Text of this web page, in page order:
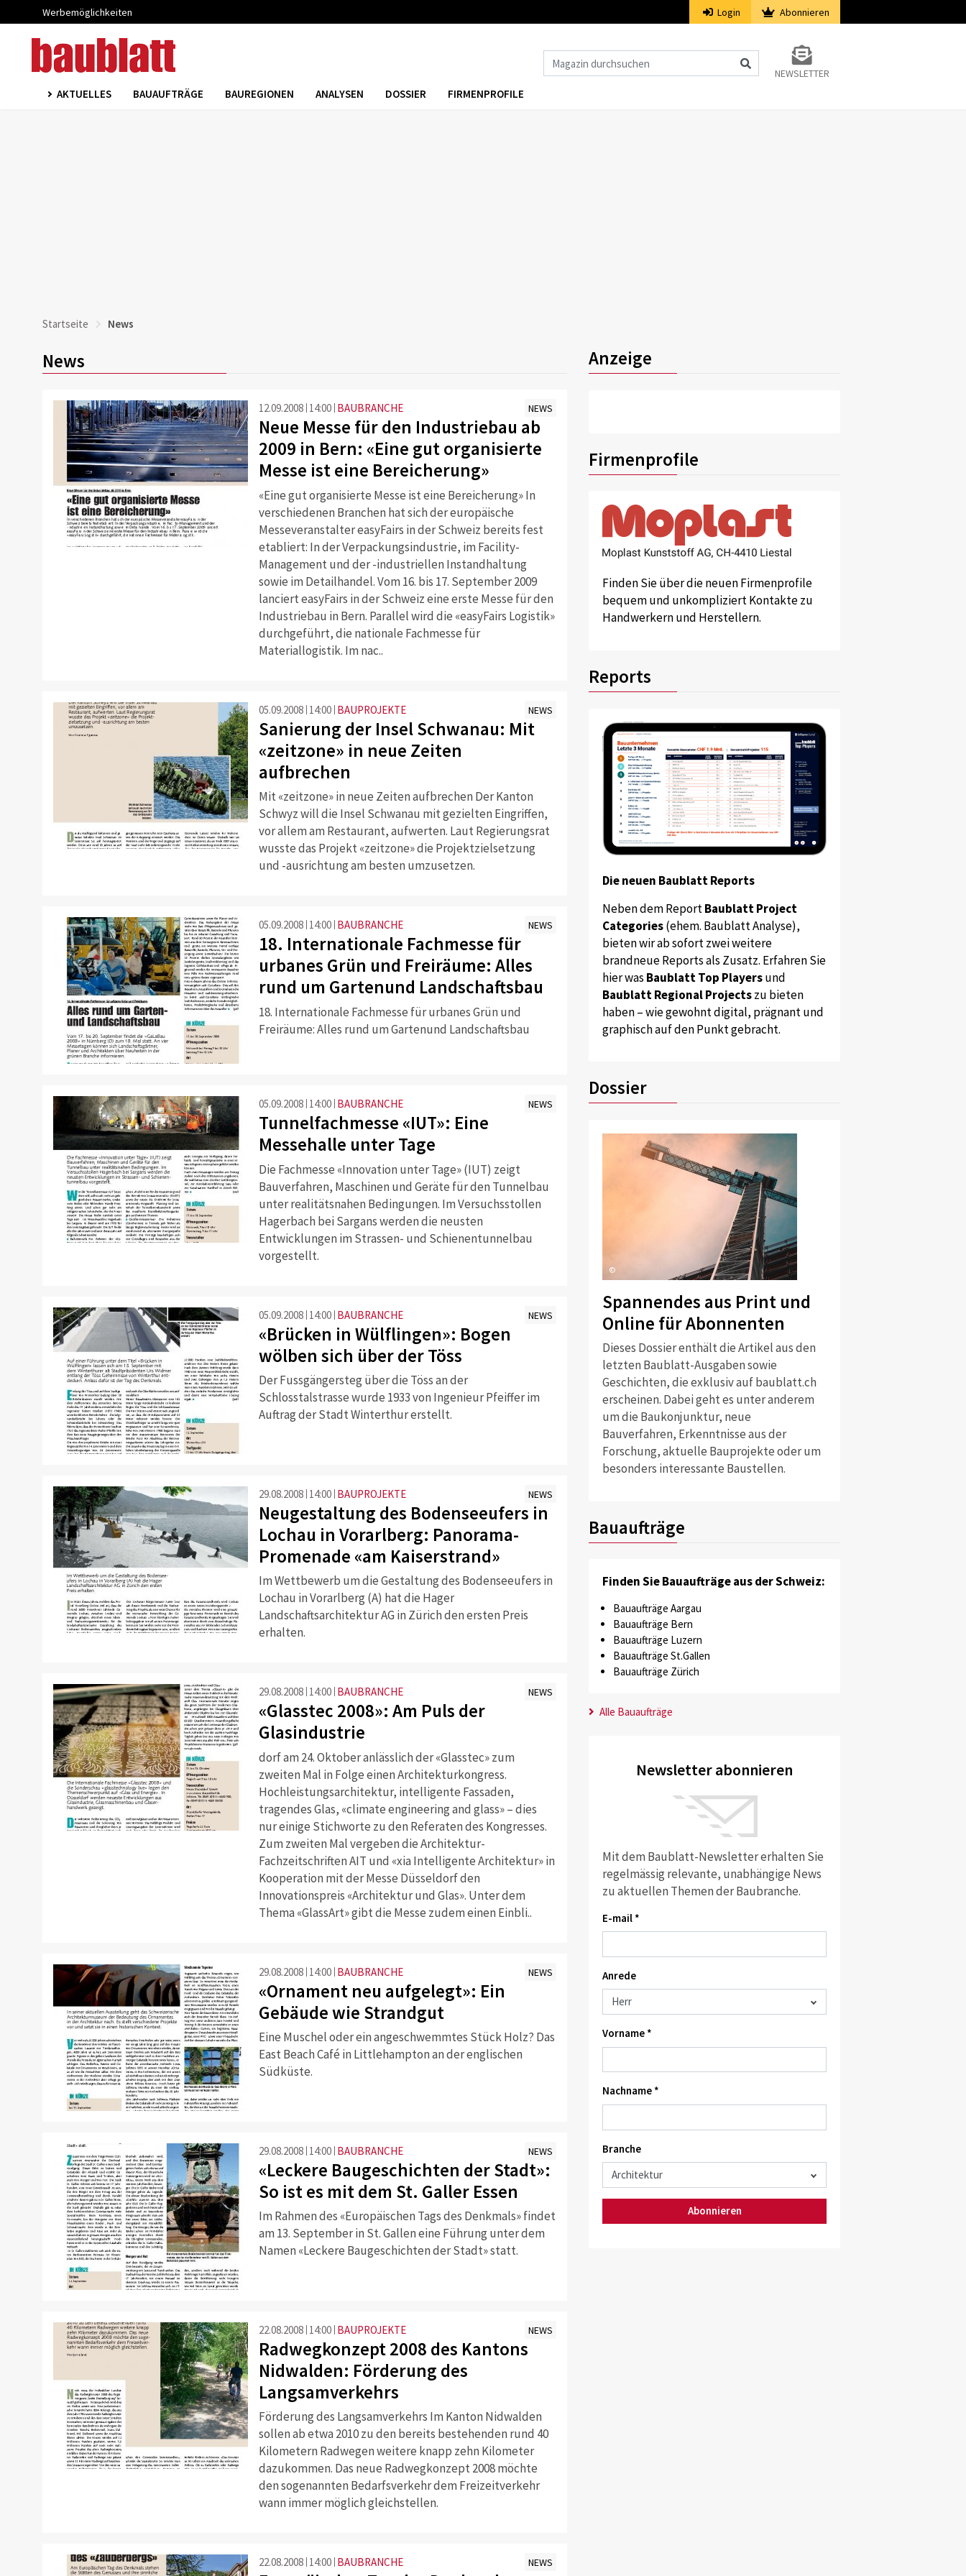
Werbemöglichkeiten Login Abonnieren
NEWSLETTER
AKTUELLES BAUAUFTRÄGE BAUREGIONEN ANALYSEN DOSSIER FIRMENPROFILE
Startseite News
News
12.09.2008 14:00 BAUBRANCHE NEWS
Neue Messe für den Industriebau ab
2009 in Bern: «Eine gut organisierte
Messe ist eine Bereicherung»
«Eine gut organisierte Messe ist eine Bereicherung» In
verschiedenen Branchen hat sich der europäische
Messeveranstalter easyFairs in der Schweiz bereits fest
etabliert: In der Verpackungsindustrie, im Facility-
Management und der -industriellen Instandhaltung
sowie im Detailhandel. Vom 16. bis 17. September 2009
lanciert easyFairs in der Schweiz eine erste Messe für den
Industriebau in Bern. Parallel wird die «easyFairs Logistik»
durchgeführt, die nationale Fachmesse für
Materiallogistik. Im nac..
05.09.2008 14:00 BAUPROJEKTE NEWS
Sanierung der Insel Schwanau: Mit
«zeitzone» in neue Zeiten
aufbrechen
Mit «zeitzone» in neue Zeiten aufbrechen Der Kanton
Schwyz will die Insel Schwanau mit gezielten Eingriffen,
vor allem am Restaurant, aufwerten. Laut Regierungsrat
wusste das Projekt «zeitzone» die Projektzielsetzung
und -ausrichtung am besten umzusetzen.
05.09.2008 14:00 BAUBRANCHE NEWS
18. Internationale Fachmesse für
urbanes Grün und Freiräume: Alles
rund um Gartenund Landschaftsbau
18. Internationale Fachmesse für urbanes Grün und
Freiräume: Alles rund um Gartenund Landschaftsbau
05.09.2008 14:00 BAUBRANCHE NEWS
Tunnelfachmesse «IUT»: Eine
Messehalle unter Tage
Die Fachmesse «Innovation unter Tage» (IUT) zeigt
Bauverfahren, Maschinen und Geräte für den Tunnelbau
unter realitätsnahen Bedingungen. Im Versuchsstollen
Hagerbach bei Sargans werden die neusten
Entwicklungen im Strassen- und Schienentunnelbau
vorgestellt.
05.09.2008 14:00 BAUBRANCHE NEWS
«Brücken in Wülflingen»: Bogen
wölben sich über der Töss
Der Fussgängersteg über die Töss an der
Schlosstalstrasse wurde 1933 von Ingenieur Pfeiffer im
Auftrag der Stadt Winterthur erstellt.
29.08.2008 14:00 BAUPROJEKTE NEWS
Neugestaltung des Bodenseeufers in
Lochau in Vorarlberg: Panorama-
Promenade «am Kaiserstrand»
Im Wettbewerb um die Gestaltung des Bodenseeufers in
Lochau in Vorarlberg (A) hat die Hager
Landschaftsarchitektur AG in Zürich den ersten Preis
erhalten.
29.08.2008 14:00 BAUBRANCHE NEWS
«Glasstec 2008»: Am Puls der
Glasindustrie
dorf am 24. Oktober anlässlich der «Glasstec» zum
zweiten Mal in Folge einen Architekturkongress.
Hochleistungsarchitektur, intelligente Fassaden,
tragendes Glas, «climate engineering and glass» – dies
nur einige Stichworte zu den Referaten des Kongresses.
Zum zweiten Mal vergeben die Architektur-
Fachzeitschriften AIT und «xia Intelligente Architektur» in
Kooperation mit der Messe Düsseldorf den
Innovationspreis «Architektur und Glas». Unter dem
Thema «GlassArt» gibt die Messe zudem einen Einbli..
29.08.2008 14:00 BAUBRANCHE NEWS
«Ornament neu aufgelegt»: Ein
Gebäude wie Strandgut
Eine Muschel oder ein angeschwemmtes Stück Holz? Das
East Beach Café in Littlehampton an der englischen
Südküste.
29.08.2008 14:00 BAUBRANCHE NEWS
«Leckere Baugeschichten der Stadt»:
So ist es mit dem St. Galler Essen
Im Rahmen des «Europäischen Tags des Denkmals» findet
am 13. September in St. Gallen eine Führung unter dem
Namen «Leckere Baugeschichten der Stadt» statt.
22.08.2008 14:00 BAUPROJEKTE NEWS
Radwegkonzept 2008 des Kantons
Nidwalden: Förderung des
Langsamverkehrs
Förderung des Langsamverkehrs Im Kanton Nidwalden
sollen ab etwa 2010 zu den bereits bestehenden rund 40
Kilometern Radwegen weitere knapp zehn Kilometer
dazukommen. Das neue Radwegkonzept 2008 möchte
den sogenannten Bedarfsverkehr dem Freizeitverkehr
wann immer möglich gleichstellen.
22.08.2008 14:00 BAUBRANCHE NEWS
Anzeige
Firmenprofile
Finden Sie über die neuen Firmenprofile
bequem und unkompliziert Kontakte zu
Handwerkern und Herstellern.
Reports
Die neuen Baublatt Reports
Neben dem ReportBaublatt Project
Categories(ehem. Baublatt Analyse),
bieten wir ab sofort zwei weitere
brandneue Reports als Zusatz. Erfahren Sie
hier was Baublatt Top Playersund
Baublatt Regional Projectszu bieten
haben – wie gewohnt digital, prägnant und
graphisch auf den Punkt gebracht.
Dossier
©
Spannendes aus Print und
Online für Abonnenten
Dieses Dossier enthält die Artikel aus den
letzten Baublatt-Ausgaben sowie
Geschichten, die exklusiv auf baublatt.ch
erscheinen. Dabei geht es unter anderem
um die Baukonjunktur, neue
Bauverfahren, Erkenntnisse aus der
Forschung, aktuelle Bauprojekte oder um
besonders interessante Baustellen.
Bauaufträge
Finden Sie Bauaufträge aus der Schweiz:
Bauaufträge Aargau
Bauaufträge Bern
Bauaufträge Luzern
Bauaufträge St.Gallen
Bauaufträge Zürich
Alle Bauaufträge
Newsletter abonnieren
Mit dem Baublatt-Newsletter erhalten Sie
regelmässig relevante, unabhängige News
zu aktuellen Themen der Baubranche.
E-mail *
Anrede
Vorname *
Nachname *
Branche
Abonnieren